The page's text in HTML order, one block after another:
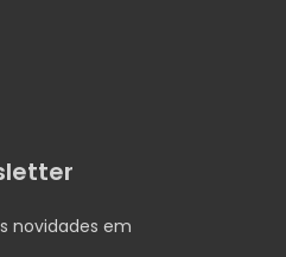
novidades em